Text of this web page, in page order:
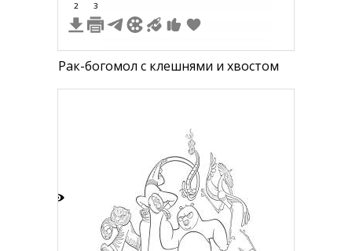
2 3
Рак-богомол с клешнями и хвостом